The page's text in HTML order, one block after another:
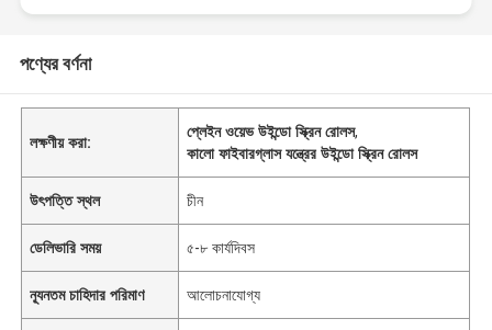
পণ্যের বর্ণনা
লক্ষণীয় করা:
প্লেইন ওয়েভ উইন্ডো স্ক্রিন রোলস,
কালো ফাইবারগ্লাস যন্ত্রের উইন্ডো স্ক্রিন রোলস
উৎপত্তি স্থল চীন
ডেলিভারি সময় ৫-৮ কার্যদিবস
ন্যূনতম চাহিদার পরিমাণ আলোচনাযোগ্য